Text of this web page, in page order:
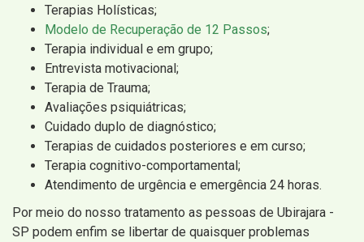
Terapias Holísticas;
Modelo de Recuperação de 12 Passos;
Terapia individual e em grupo;
Entrevista motivacional;
Terapia de Trauma;
Avaliações psiquiátricas;
Cuidado duplo de diagnóstico;
Terapias de cuidados posteriores e em curso;
Terapia cognitivo-comportamental;
Atendimento de urgência e emergência 24 horas.
Por meio do nosso tratamento as pessoas de Ubirajara -
SP podem enfim se libertar de quaisquer problemas